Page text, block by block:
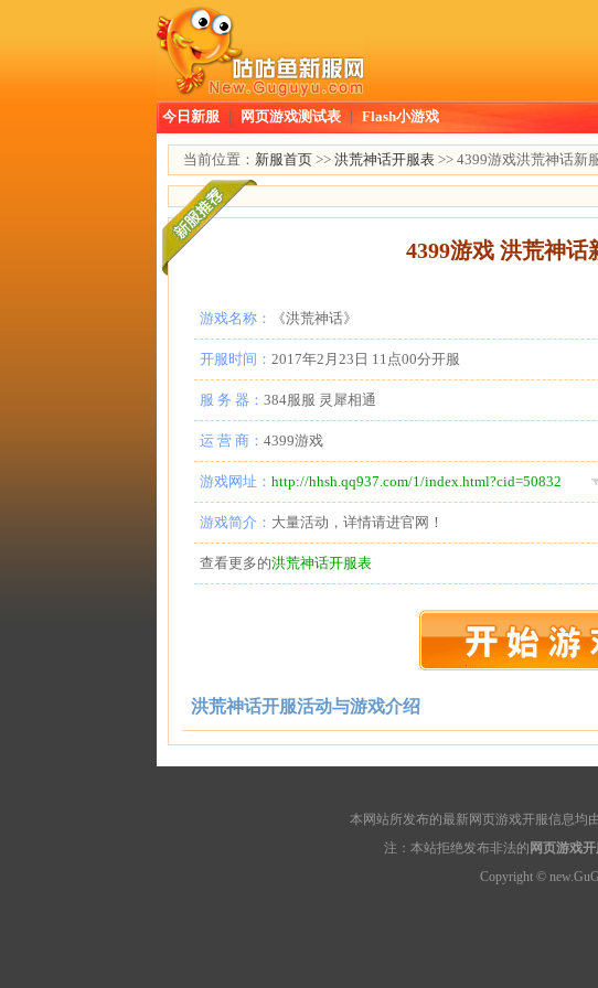
今日新服 | 网页游戏测试表 | Flash小游戏
当前位置： 新服首页 >> 洪荒神话开服表 >> 4399游戏洪荒神话新
4399游戏 洪荒神话
游戏名称： 《洪荒神话》
开服时间： 2017年2月23日 11点00分开服
服 务 器： 384服服 灵犀相通
运 营 商： 4399游戏
游戏网址： http://hhsh.qq937.com/1/index.html?cid=50832
游戏简介： 大量活动，详情请进官网！
查看更多的洪荒神话开服表
洪荒神话开服活动与游戏介绍
本网站所发布的最新网页游戏开服信息均
注：本站拒绝发布非法的 网页游戏开
Copyright ©